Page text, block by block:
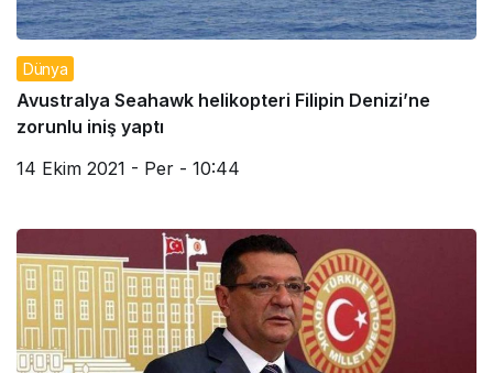
Dünya
Avustralya Seahawk helikopteri Filipin Denizi’ne
zorunlu iniş yaptı
14 Ekim 2021 - Per - 10:44